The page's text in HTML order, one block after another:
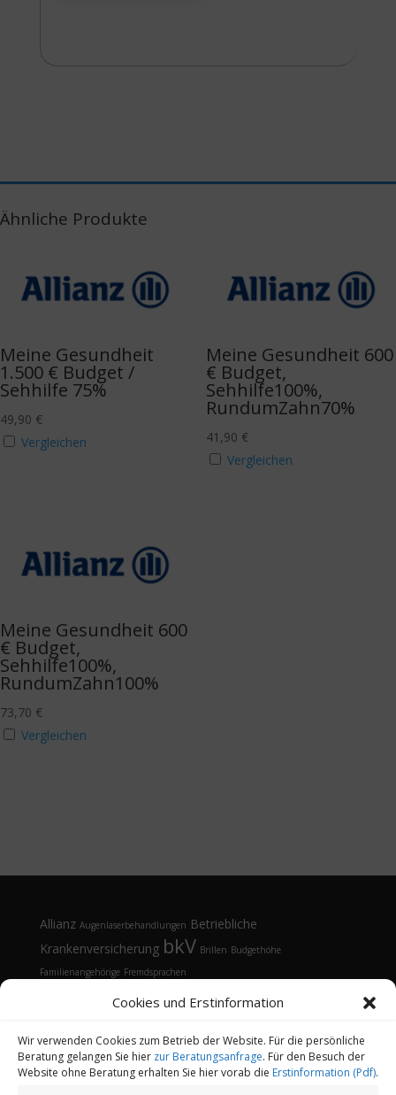
Cookies und Erstinformation
Wir verwenden Cookies zum Betrieb der Website. Für die persönliche
Beratung gelangen Sie hier zur Beratungsanfrage. Für den Besuch der
Website ohne Beratung erhalten Sie hier vorab die Erstinformation (Pdf).
Ähnliche Produkte
Meine Gesundheit
1.500 € Budget /
Sehhilfe 75%
49,90 €
Vergleichen
Meine Gesundheit 600
€ Budget,
Sehhilfe100%,
RundumZahn70%
41,90 €
Vergleichen
Meine Gesundheit 600
€ Budget,
Sehhilfe100%,
RundumZahn100%
73,70 €
Vergleichen
Allianz Augenlaserbehandlungen Betriebliche
Krankenversicherung bkV Brillen Budgethöhe
Familienangehörige Fremdsprachen
Gesundheitsmanagement Gesundheitstelefon
Sonnenbrille Tarifvergleich Vorsorgeuntersuchungen Vorteile
Öffnungsfenster